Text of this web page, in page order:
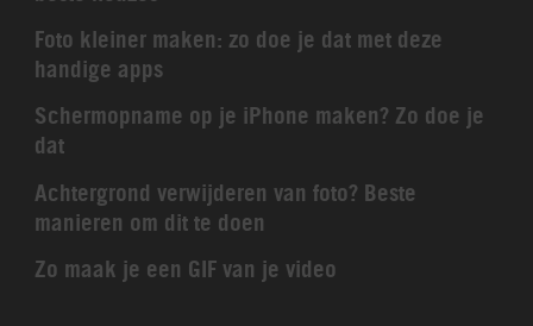
Foto kleiner maken: zo doe je dat met deze
handige apps
Schermopname op je iPhone maken? Zo doe je
dat
Achtergrond verwijderen van foto? Beste
manieren om dit te doen
Zo maak je een GIF van je video